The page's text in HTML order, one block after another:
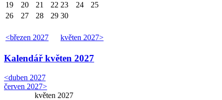
<březen 2027 květen 2027>
19
20 21 22 23 24
25
26
27 28 29 30
Kalendář květen 2027
<duben 2027
červen 2027>
květen 2027